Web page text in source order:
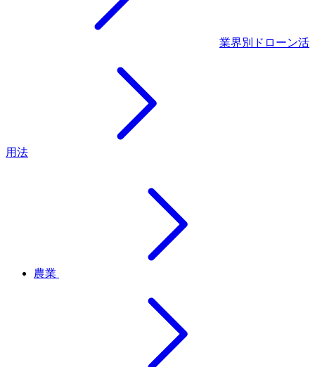
業界別ドローン活
用法
農業